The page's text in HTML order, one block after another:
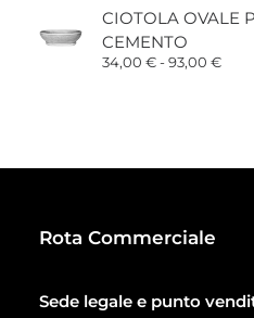
da
a
CIOTOLA OVALE
CEMENTO
34,00 €-93,00 €
Rota Commerciale
Sede legale e punto